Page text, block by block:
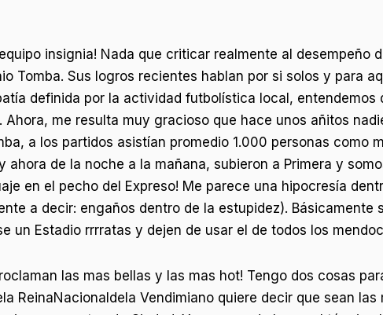
insignia! Nada que criticar realmente al desempeño
Tomba. Sus logros recientes hablan por si solos y para
definida por la actividad futbolística local, entendemos
Ahora, me resulta muy gracioso que hace unos añitos
a los partidos asistían promedio 1.000 personas como
ahora de la noche a la mañana, subieron a Primera y
en el pecho del Expreso! Me parece una hipocresía
a decir: engaños dentro de la estupidez). Básicamente
un Estadio rrrratas y dejen de usar el de todos los
las mas bellas y las mas hot! Tengo dos cosas
ReinaNacionaldela Vendimiano quiere decir que sean las